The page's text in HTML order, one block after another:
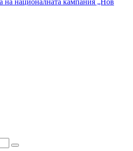
на националната кампания „Нов